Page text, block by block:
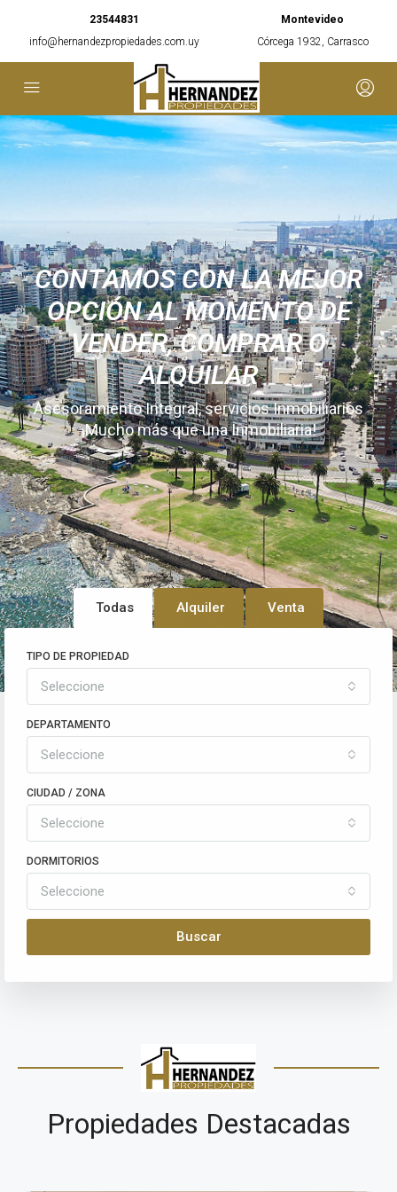
23544831
info@hernandezpropiedades.com.uy
Montevideo
Córcega 1932, Carrasco
CONTAMOS CON LA MEJOR
OPCIÓN AL MOMENTO DE
VENDER, COMPRAR O
ALQUILAR
Asesoramiento Integral, servicios Inmobiliarios
¡Mucho más que una Inmobiliaria!
Todas Alquiler Venta
TIPO DE PROPIEDAD
Seleccione
DEPARTAMENTO
Seleccione
CIUDAD / ZONA
Seleccione
DORMITORIOS
Seleccione
Buscar
Propiedades Destacadas